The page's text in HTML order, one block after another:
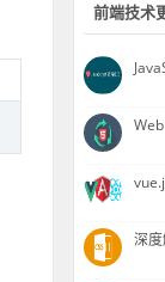
前端技术
深